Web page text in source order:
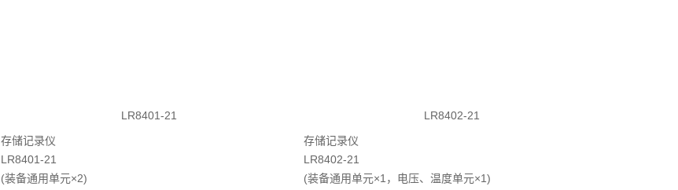
LR8401-21
LR8402-21
存储记录仪
LR8401-21
(装备通用单元×2)
存储记录仪
LR8402-21
(装备通用单元×1，电压、温度单元×1)